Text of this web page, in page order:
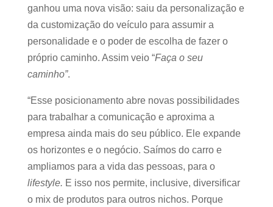
ganhou uma nova visão: saiu da personalização e
da customização do veículo para assumir a
personalidade e o poder de escolha de fazer o
próprio caminho. Assim veio “Faça o seu
caminho”.
“Esse posicionamento abre novas possibilidades
para trabalhar a comunicação e aproxima a
empresa ainda mais do seu público. Ele expande
os horizontes e o negócio. Saímos do carro e
ampliamos para a vida das pessoas, para o
lifestyle. E isso nos permite, inclusive, diversificar
o mix de produtos para outros nichos. Porque